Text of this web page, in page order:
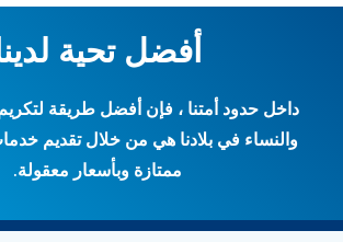
أفضل تحية
داخل حدود أمتنا ، فإن أفضل طريقة
والنساء في بلادنا هي من خلال تقديم
ممتازة وبأسعار معقولة.